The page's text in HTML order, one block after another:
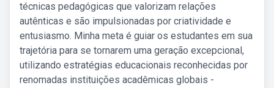
técnicas pedagógicas que valorizam relações
autênticas e são impulsionadas por criatividade e
entusiasmo. Minha meta é guiar os estudantes em sua
trajetória para se tornarem uma geração excepcional,
utilizando estratégias educacionais reconhecidas por
renomadas instituições acadêmicas globais -